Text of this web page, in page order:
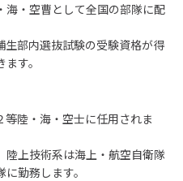
海・空曹として全国の部隊に配
生部内選抜試験の受験資格が得
す。
陸・海・空士に任用されま
陸上技術系は海上・航空自衛隊
勤務します。